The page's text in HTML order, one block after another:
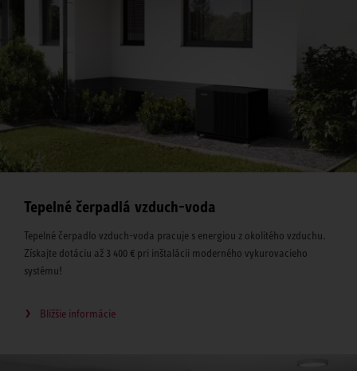
Tepelné čerpadlá vzduch-voda
Tepelné čerpadlo vzduch-voda pracuje s energiou z okolitého vzduchu.
Získajte dotáciu až 3 400 € pri inštalácii moderného vykurovacieho
systému!
Bližšie informácie